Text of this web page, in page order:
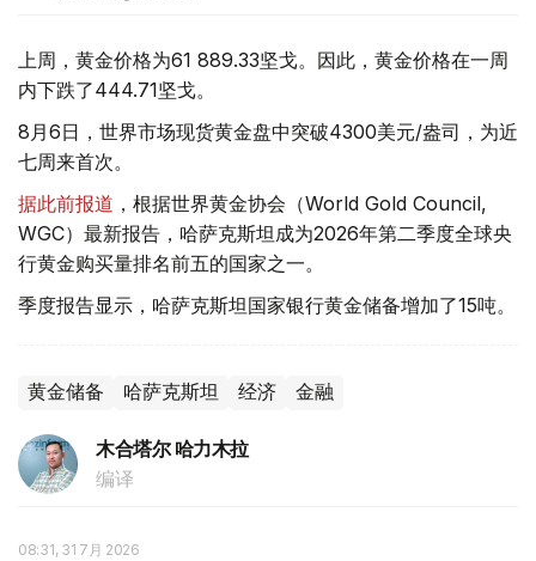
上周，黄金价格为61 889.33坚戈。因此，黄金价格在一周
内下跌了444.71坚戈。
8月6日，世界市场现货黄金盘中突破4300美元/盎司，为近
七周来首次。
据此前报道 ，根据世界黄金协会（World Gold Council,
WGC）最新报告，哈萨克斯坦成为2026年第二季度全球央
行黄金购买量排名前五的国家之一。
季度报告显示，哈萨克斯坦国家银行黄金储备增加了15吨。
黄金储备 哈萨克斯坦 经济 金融
木合塔尔 哈力木拉
编译
08:31, 31 7月 2026